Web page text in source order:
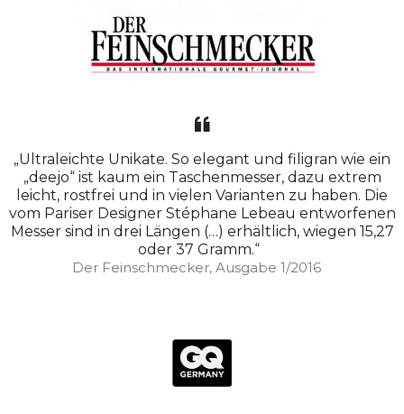
„Ultraleichte Unikate. So elegant und filigran wie ein
„deejo“ ist kaum ein Taschenmesser, dazu extrem
leicht, rostfrei und in vielen Varianten zu haben. Die
vom Pariser Designer Stéphane Lebeau entworfenen
Messer sind in drei Längen (…) erhältlich, wiegen 15,27
oder 37 Gramm.“
Der Feinschmecker, Ausgabe 1/2016